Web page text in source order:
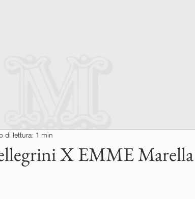
X EMME Marella
di lettura: 1 min